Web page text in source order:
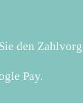
den
Pay.